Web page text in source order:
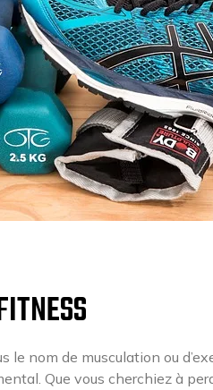
le nom de musculation ou
Que vous cherchiez à